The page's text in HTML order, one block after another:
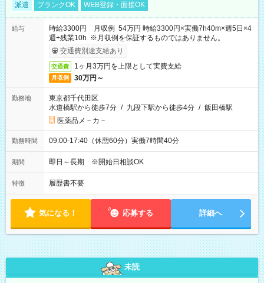
派遣 ブランクOK WEB登録・面接OK
給与
時給3300円 月収例 54万円 時給3300円×実働7h40m×週5日×4
週+残業10h ※月収例を保証するものではありません。
交通費別途支給あり
交通費 1ヶ月3万円を上限として実費支給
月収例 30万円～
勤務地
東京都千代田区
水道橋駅から徒歩7分 / 九段下駅から徒歩4分 / 飯田橋駅
医薬品メ－カ－
勤務時間 09:00-17:40（休憩60分）実働7時間40分
期間 即日～長期 ※開始日相談OK
特徴 履歴書不要
気になる！ 応募する 詳細へ
未読